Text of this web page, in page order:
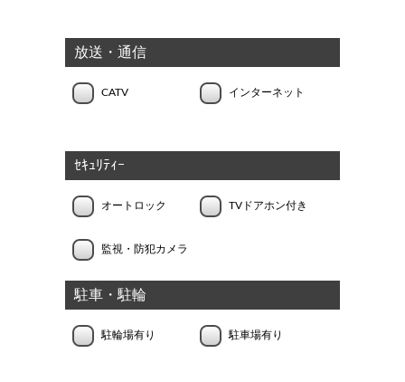
放送・通信
CATV インターネット
ｾｷｭﾘﾃｨｰ
オートロック TVドアホン付き
監視・防犯カメラ
駐車・駐輪
駐輪場有り 駐車場有り